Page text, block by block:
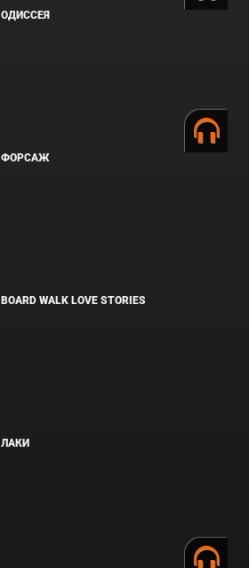
ОДИССЕЯ
ФОРСАЖ
BOARD WALK LOVE STORIES
ЛАКИ